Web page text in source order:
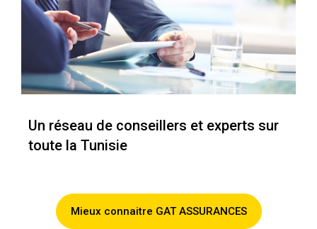
Un réseau de conseillers et experts sur
toute la Tunisie
Mieux connaitre GAT ASSURANCES